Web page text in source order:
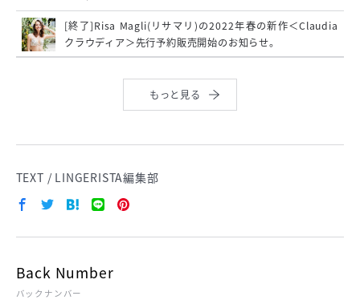
[終了]Risa Magli(リサマリ)の2022年春の新作＜Claudia
クラウディア＞先行予約販売開始のお知らせ。
もっと見る
TEXT / LINGERISTA編集部
Back Number
バックナンバー